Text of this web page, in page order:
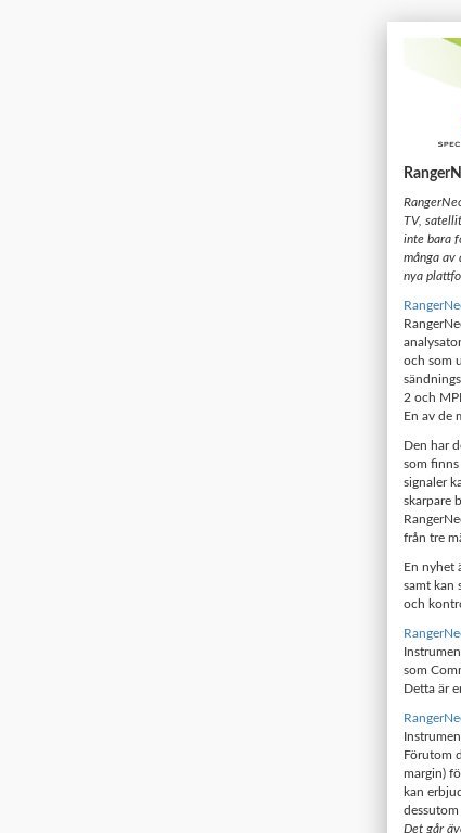
TV,
inte bara
många av
nya
och som
2 och
En av de
Den har
som finns
signaler
skarpare
från tre
En nyhet
samt kan
och
som
Detta är
Förutom
margin)
kan
Det går